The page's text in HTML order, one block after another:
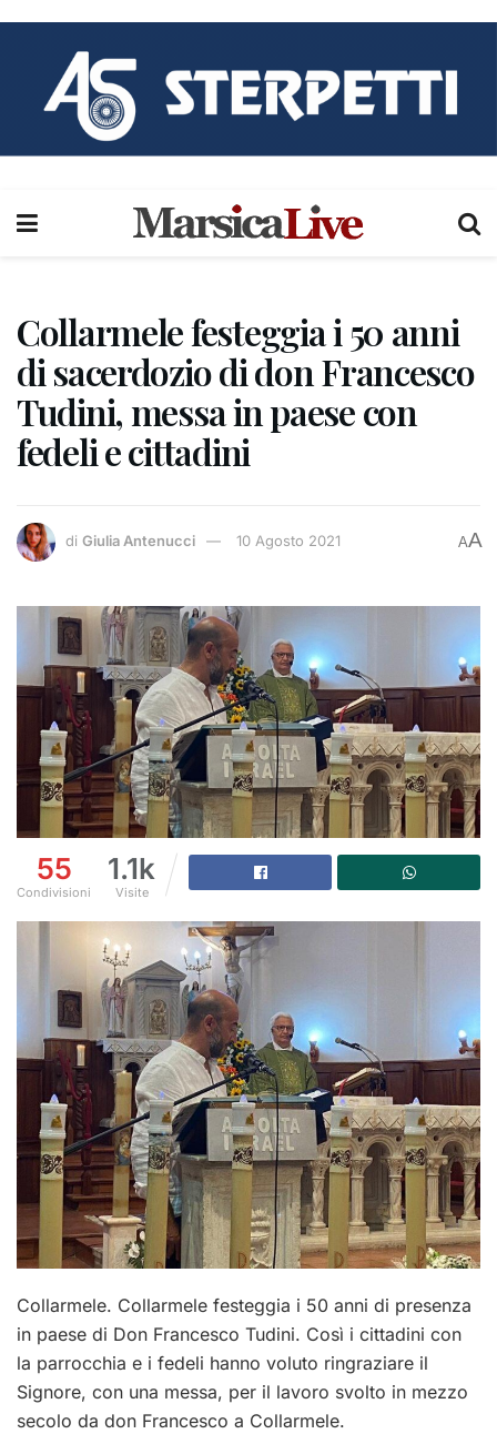
Collarmele festeggia i 50 anni
di sacerdozio di don Francesco
Tudini, messa in paese con
fedeli e cittadini
di Giulia Antenucci 10 Agosto 2021 AA
55
Condivisioni
1.1k
Visite
Collarmele. Collarmele festeggia i 50 anni di presenza
in paese di Don Francesco Tudini. Così i cittadini con
la parrocchia e i fedeli hanno voluto ringraziare il
Signore, con una messa, per il lavoro svolto in mezzo
secolo da don Francesco a Collarmele.